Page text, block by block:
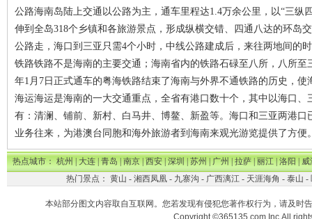
公路海南岛陆上交通以公路为主，通车里程达1.4万余公里，以“三
伸到全岛318个乡镇和各旅游景点，形成纵横交错、四通八达的环岛
公路走，海口到三亚只需4个小时，中线公路建成后，来往两地间的
铁路铁路不是海南的主要交通；海南省内的铁路石碌至八所，八所
年1月7日正式通车的粤海铁路结束了海南与外界不通铁路的历史，
海运海运是海南的一大交通重点，全省有港口数十个，其中以海口
有：清澜、铺前、新村、白马井、博鳌、新盈等。海口和三亚两港
业务往来，为港澳台同胞和海外旅游者到海南来观光游览提供了方便
热点城市：杭州|大连|青岛|南京|西安|深圳|苏州|广州|拉萨|丽江|洛阳|威
热门景点： 黄山 - 湘西凤凰- 九寨沟 - 广西漓江- 天涯海角 - 泰山 -
本站部分图文内容取自互联网。您若发现有侵犯您著作权行为，请及时
Copyright ©365135.com Inc.All